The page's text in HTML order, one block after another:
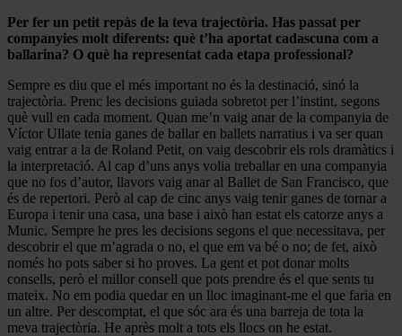
Per fer un petit repàs de la teva trajectòria. Has passat per
companyies molt diferents: què t’ha aportat cadascuna com a
ballarina? O què ha representat cada etapa professional?
Sempre es diu que el més important no és la destinació, sinó la
trajectòria. Prenc les decisions guiada sobretot per l’instint, segons
què vull en cada moment. Quan me’n vaig anar de la companyia de
Víctor Ullate tenia ganes de ballar en ballets narratius i va ser quan
vaig entrar a la de Roland Petit, on vaig descobrir els rols dramàtics i
la interpretació. Al cap d’uns anys volia treballar en una companyia
que no fos d’autor, llavors vaig anar al Ballet de San Francisco, que
és de repertori. Però al cap de cinc anys vaig tenir ganes de tornar a
Europa i tenir una casa, una base i això han estat els catorze anys a
Munic. Sempre he pres les decisions segons el que necessitava, per
descobrir el que m’agrada o no, el que em va bé o no; de fet, això
només ho pots saber si ho proves. La gent et pot donar molts
consells, però el millor consell que pots prendre és el que sents tu
mateix. No em podia quedar en un lloc imaginant-me el que faria en
un altre. Per descomptat, el que sóc ara és una barreja de tota la
meva trajectòria. He après molt a tots els llocs on he estat.